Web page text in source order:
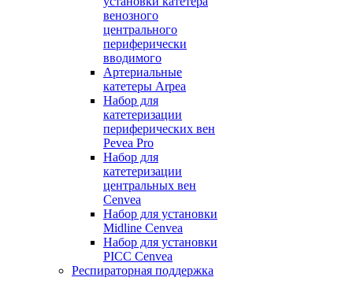
венозного
центрального
периферически
вводимого
Артериальные
катетеры Arpea
Набор для
катетеризации
периферических вен
Pevea Pro
Набор для
катетеризации
центральных вен
Cenvea
Набор для установки
Midline Cenvea
Набор для установки
PICC Cenvea
Респираторная поддержка